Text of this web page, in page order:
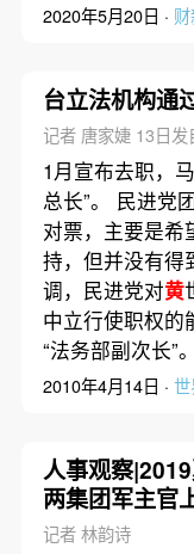
2020年5月20日 ·
台立法机构通
记者 唐家婕 13日发
1月宣布去职，
总长”。 民进党
对票，主要是希
持，但并没有得
调，民进党对黄
中立行使职权的
“法务部副次长
2010年4月14日 ·
人事观察
两集团军主官
记者 林韵诗